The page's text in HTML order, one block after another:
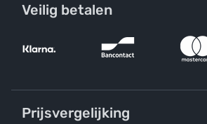
Veilig betalen
Prijsvergelijking